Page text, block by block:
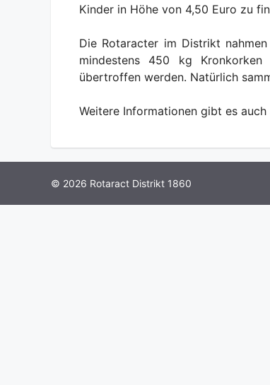
Kinder in Höhe von 4,50 Euro zu
Die Rotaracter im Distrikt
mindestens 450 kg
übertroffen werden. Natürlich
Weitere Informationen gibt es
© 2026 Rotaract Distrikt 1860